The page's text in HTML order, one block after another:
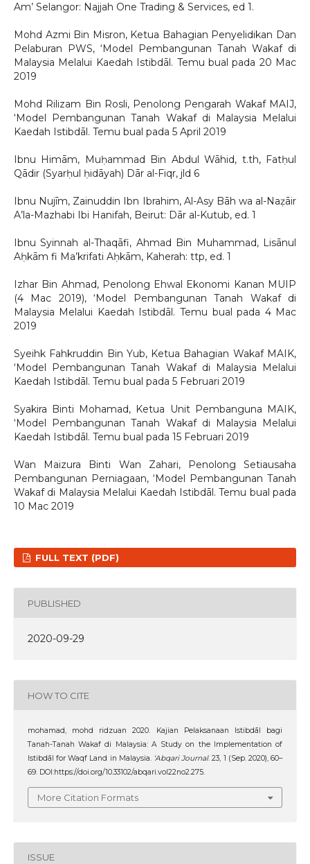
Am’ Selangor: Najjah One Trading & Services, ed 1.
Mohd Azmi Bin Misron, Ketua Bahagian Penyelidikan Dan
Pelaburan PWS, ‘Model Pembangunan Tanah Wakaf di
Malaysia Melalui Kaedah Istibdāl. Temu bual pada 20 Mac
2019
Mohd Rilizam Bin Rosli, Penolong Pengarah Wakaf MAIJ,
‘Model Pembangunan Tanah Wakaf di Malaysia Melalui
Kaedah Istibdāl. Temu bual pada 5 April 2019
Ibnu Himām, Muḥammad Bin Abdul Wāhid, t.th, Fatḥul
Qādir (Syarḥul ḥidāyah) Dār al-Fiqr, jld 6
Ibnu Nujīm, Zainuddin Ibn Ibrahim, Al-Asy Bāh wa al-Naẓāir
A’la-Mazhabi Ibi Hanifah, Beirut: Dār al-Kutub, ed. 1
Ibnu Syinnah al-Thaqāfi, Ahmad Bin Muhammad, Lisānul
Aḥkām fi Ma’krifati Aḥkām, Kaherah: ttp, ed. 1
Izhar Bin Ahmad, Penolong Ehwal Ekonomi Kanan MUIP
(4 Mac 2019), ‘Model Pembangunan Tanah Wakaf di
Malaysia Melalui Kaedah Istibdāl. Temu bual pada 4 Mac
2019
Syeihk Fahkruddin Bin Yub, Ketua Bahagian Wakaf MAIK,
‘Model Pembangunan Tanah Wakaf di Malaysia Melalui
Kaedah Istibdāl. Temu bual pada 5 Februari 2019
Syakira Binti Mohamad, Ketua Unit Pembanguna MAIK,
‘Model Pembangunan Tanah Wakaf di Malaysia Melalui
Kaedah Istibdāl. Temu bual pada 15 Februari 2019
Wan Maizura Binti Wan Zahari, Penolong Setiausaha
Pembangunan Perniagaan, ‘Model Pembangunan Tanah
Wakaf di Malaysia Melalui Kaedah Istibdāl. Temu bual pada
10 Mac 2019
FULL TEXT (PDF)
PUBLISHED
2020-09-29
HOW TO CITE
mohamad, mohd ridzuan 2020. Kajian Pelaksanaan Istibdāl bagi
Tanah-Tanah Wakaf di Malaysia: A Study on the Implementation of
Istibdāl for Waqf Land in Malaysia. ‘Abqari Journal. 23, 1 (Sep. 2020), 60–
69. DOI:https://doi.org/10.33102/abqari.vol22no2.275.
More Citation Formats
ISSUE